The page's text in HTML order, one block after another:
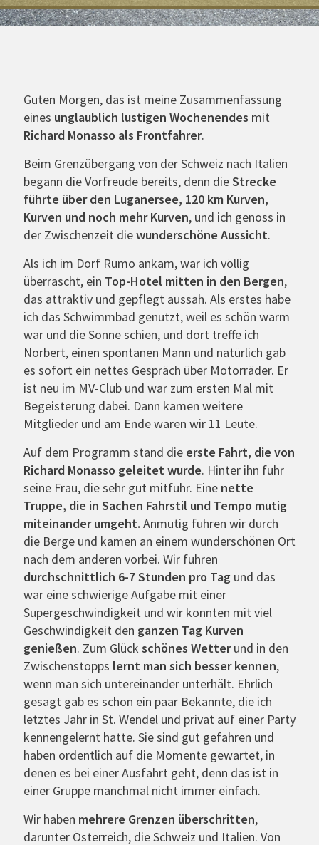
Guten Morgen, das ist meine Zusammenfassung
eines unglaublich lustigen Wochenendes mit
Richard Monasso als Frontfahrer.
Beim Grenzübergang von der Schweiz nach Italien
begann die Vorfreude bereits, denn dieStrecke
führte über den Luganersee, 120 km Kurven,
Kurven und noch mehr Kurven, und ich genoss in
der Zwischenzeit diewunderschöne Aussicht.
Als ich im Dorf Rumo ankam, war ich völlig
überrascht, ein Top-Hotel mitten in den Bergen,
das attraktiv und gepflegt aussah. Als erstes habe
ich das Schwimmbad genutzt, weil es schön warm
war und die Sonne schien, und dort treffe ich
Norbert, einen spontanen Mann und natürlich gab
es sofort ein nettes Gespräch über Motorräder. Er
ist neu im MV-Club und war zum ersten Mal mit
Begeisterung dabei. Dann kamen weitere
Mitglieder und am Ende waren wir 11 Leute.
Auf dem Programm stand die erste Fahrt, die von
Richard Monasso geleitet wurde. Hinter ihn fuhr
seine Frau, die sehr gut mitfuhr. Eine nette
Truppe, die in Sachen Fahrstil und Tempo mutig
miteinander umgeht. Anmutig fuhren wir durch
die Berge und kamen an einem wunderschönen Ort
nach dem anderen vorbei. Wir fuhren
durchschnittlich 6-7 Stunden pro Tag und das
war eine schwierige Aufgabe mit einer
Supergeschwindigkeit und wir konnten mit viel
Geschwindigkeit den ganzen Tag Kurven
genießen. Zum Glück schönes Wetterund in den
Zwischenstopps lernt man sich besser kennen,
wenn man sich untereinander unterhält. Ehrlich
gesagt gab es schon ein paar Bekannte, die ich
letztes Jahr in St. Wendel und privat auf einer Party
kennengelernt hatte. Sie sind gut gefahren und
haben ordentlich auf die Momente gewartet, in
denen es bei einer Ausfahrt geht, denn das ist in
einer Gruppe manchmal nicht immer einfach.
Wir haben mehrere Grenzen überschritten,
darunter Österreich, die Schweiz und Italien. Von